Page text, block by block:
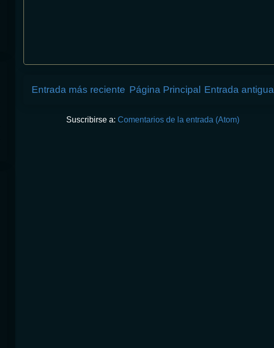
Entrada más reciente Entrada antigua
Página Principal
Suscribirse a: Comentarios de la entrada (Atom)